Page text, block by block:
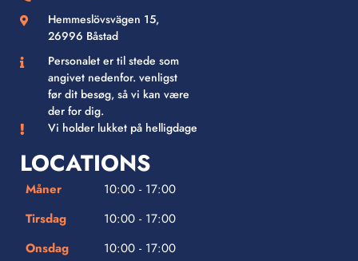
Hemmeslövsvägen 15,
26996 Båstad
Personalet er til stede som
angivet nedenfor. venligst
før dit besøg, så vi kan være
der for dig.
Vi holder lukket på helligdage
LOCATIONS
Måner
10:00 - 17:00
Tirsdag
10:00 - 17:00
Onsdag
10:00 - 17:00